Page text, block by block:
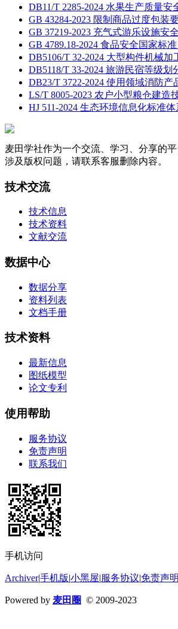
DB11/T 2285-2024 水果生产质量安
GB 43284-2023 限制商品过度包装
GB 37219-2023 充气式游乐设施安
GB 4789.18-2024 食品安全国家标
DB5106/T 32-2024 大型构件机械加
DB5118/T 33-2024 旅游民宿等级划
DB23/T 3722-2024 使用领域消防产
LS/T 8005-2023 农户小型粮仓建造
HJ 511-2024 生态环境信息化标准
麦田学社作为一个交流、学习、分享的
涉及版权问题，请联系客服删除内容。
技术交流
技术信息
技术资料
文献交流
数据中心
数据分享
资料列表
文档手册
技术资料
最新信息
图纸模型
论文专利
使用帮助
服务协议
免责声明
联系我们
手机访问
Archiver|手机版|小黑屋|服务协议|免责声明
Powered by 麦田圈 © 2009-2023